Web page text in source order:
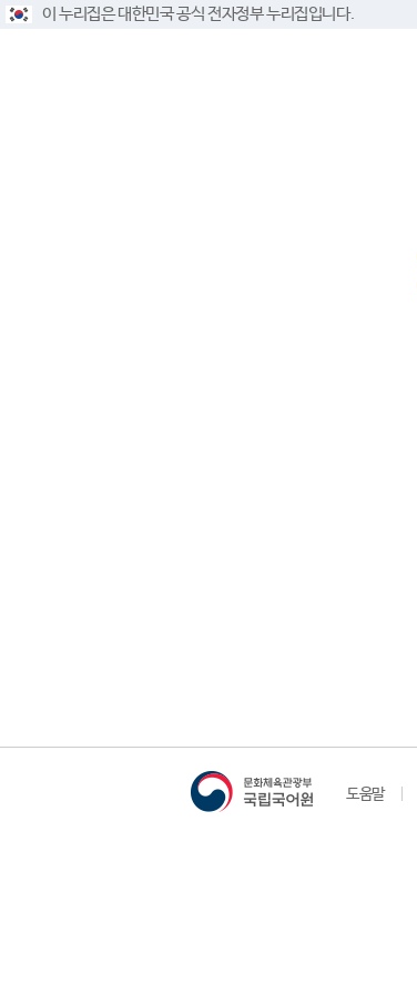
이 누리집은 대한민국 공식 전자정부 누리집입니다.
도움말